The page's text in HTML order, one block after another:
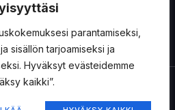
parantamiseksi,
sisällön tarjoamiseksi ja
Hyväksyt evästeidemme
kaikki”.
TILAA!
by Hanko Visuals Oy Ab